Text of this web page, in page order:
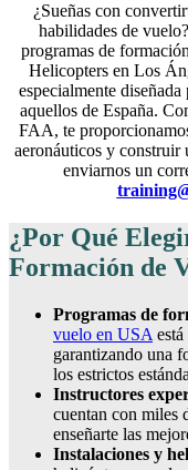
¿Sueñas con
habilidades de
programas de
Helicopters en Los
especialmente diseñada
aquellos de España.
FAA, te
aeronáuticos y construir
enviarnos un
¿Por Qué
Formación de
Programas de
vuelo en USA
garantizando una
los estrictos
Instructores
cuentan con miles
enseñarte las
Instalaciones y